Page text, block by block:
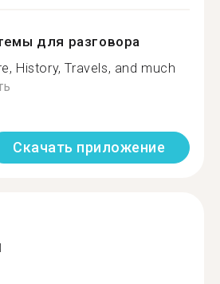
для разговора
History, Travels, and much
Скачать приложение